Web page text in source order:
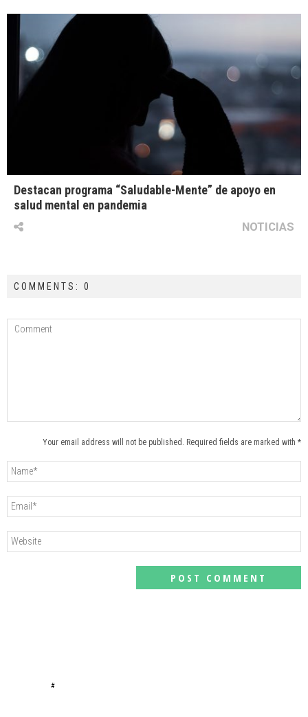
Destacan programa “Saludable-Mente” de apoyo en
salud mental en pandemia
NOTICIAS
COMMENTS: 0
Your email address will not be published. Required fields are marked with *
#